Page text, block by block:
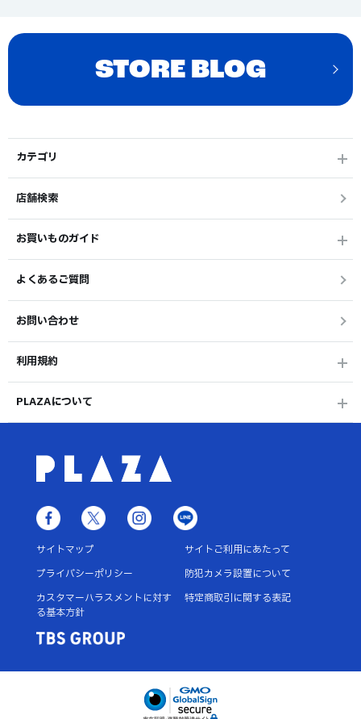
STORE BLOG
カテゴリ
店舗検索
お買いものガイド
よくあるご質問
お問い合わせ
利用規約
PLAZAについて
サイトマップ
サイトご利用にあたって
プライバシーポリシー
防犯カメラ設置について
カスタマーハラスメントに対す
る基本方針
特定商取引に関する表記